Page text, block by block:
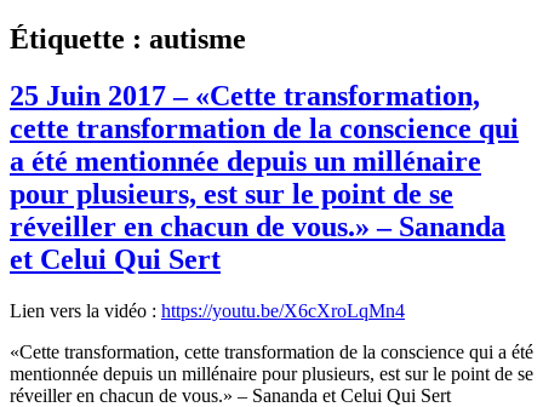
Étiquette : autisme
25 Juin 2017 – «Cette transformation,
cette transformation de la conscience qui
a été mentionnée depuis un millénaire
pour plusieurs, est sur le point de se
réveiller en chacun de vous.» – Sananda
et Celui Qui Sert
Lien vers la vidéo : https://youtu.be/X6cXroLqMn4
«Cette transformation, cette transformation de la conscience qui a été
mentionnée depuis un millénaire pour plusieurs, est sur le point de se
réveiller en chacun de vous.» – Sananda et Celui Qui Sert